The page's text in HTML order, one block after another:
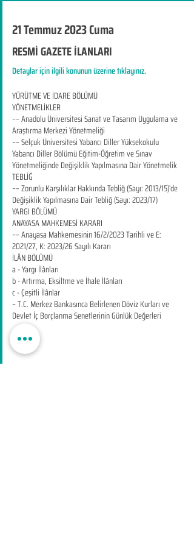
21 Temmuz 2023 Cuma
RESMİ GAZETE İLANLARI
Detaylar için ilgili konunun üzerine tıklayınız.
YÜRÜTME VE İDARE BÖLÜMÜ
YÖNETMELİKLER
–– Anadolu Üniversitesi Sanat ve Tasarım Uygulama ve
Araştırma Merkezi Yönetmeliği
–– Selçuk Üniversitesi Yabancı Diller Yüksekokulu
Yabancı Diller Bölümü Eğitim-Öğretim ve Sınav
Yönetmeliğinde Değişiklik Yapılmasına Dair Yönetmelik
TEBLİĞ
–– Zorunlu Karşılıklar Hakkında Tebliğ (Sayı: 2013/15)’de
Değişiklik Yapılmasına Dair Tebliğ (Sayı: 2023/17)
YARGI BÖLÜMÜ
ANAYASA MAHKEMESİ KARARI
–– Anayasa Mahkemesinin 16/2/2023 Tarihli ve E:
2021/27, K: 2023/26 Sayılı Kararı
İLÂN BÖLÜMÜ
a - Yargı İlânları
b - Artırma, Eksiltme ve İhale İlânları
c - Çeşitli İlânlar
– T.C. Merkez Bankasınca Belirlenen Döviz Kurları ve
Devlet İç Borçlanma Senetlerinin Günlük Değerleri